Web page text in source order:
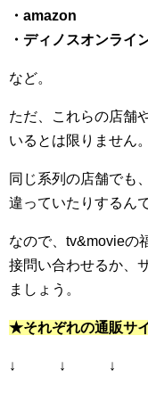
・amazon
・ディノスオンライ
など。
ただ、これらの店舗
いるとは限りません。
同じ系列の店舗でも
違っていたりするん
なので、tv&movieの
接問い合わせるか、
ましょう。
★それぞれの通販サ
↓ ↓ ↓